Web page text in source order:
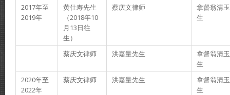
2017年至
2019年
黄仕寿先生
（2018年10
月13日往
生）
蔡庆文律师
拿督翁清
生
蔡庆文律师 洪嘉量先生
拿督翁清
生
2020年至
2022年
蔡庆文律师 洪嘉量先生
拿督翁清
生